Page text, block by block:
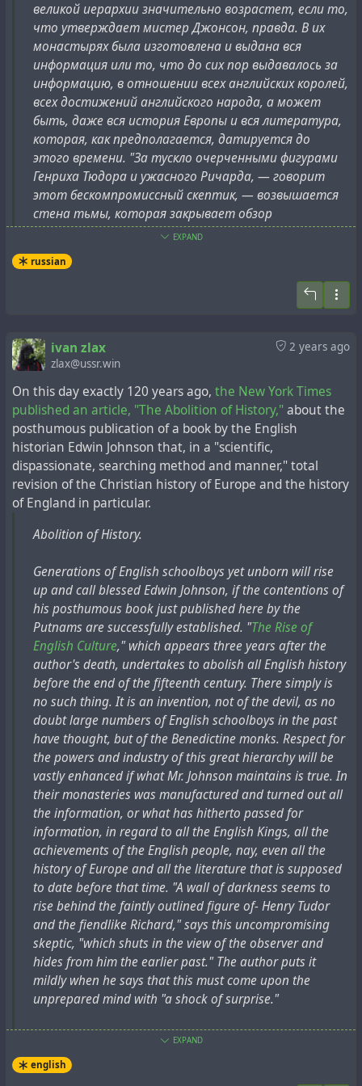
Греческая газета "Парнасос" в феврале 1916 года
сообщала, что: "большинство наших солдат говорят
друг с другом на албанском языке". [а не на греческом]
Греция является "политической нацией" -
искусственным государством, созданным в 1827 году.
"Мы говорили по-албански и называли себя римлянами,
но потом Винкельман, Гете, Виктор Гюго, Делакруа
сказали: "Нет, вы - эллины, прямые потомки Платона и
бедной нации взвалить такое бремя, она никогда не
"Но греческая археология всегда была своего рода
фантазией" - Антонис Лиакос
Греция не существовала до 1830 года, это новая нация,
созданная Баварией.
"Греки", "эллины", "Греция" или "Эллада", "Hellas" - всего
этого не существовало в древности.
Если вы не верите, найдите их на этой древней карте.
Источник:
http://www.makedonijaese.com/history%20of%20greece.
htm
#antiquity
Удивительная, ранняя работа исторической и
хронологической критики.
Рецензент (Christoph Pfister) познакомился с работой
П.Ф.Й. Мюллера только на позднем этапе.
Книга П.Ф.Й. Мюллера может считаться одной из
первых работ, посвященных исторической и
хронологической критике в современном понимании.
Это тем более удивительно, что она была
опубликована ровно 200 лет назад.
Об авторе Мюллере известно немного. В
рассматриваемой здесь работе он представляется как
председатель суда. Единственная опубликованная о
Мюллер, Наполеон и начало немецкого способа
далее.
Согласно "Моего взгляда на историю", автор
опубликовал "Изначальный язык" в 1815 году и "О
системе товаров" в следующем году (1816).
Дюссельдорф, где была опубликована первая книга,
до 1814 года входил в сферу влияния Наполеона.
Этим объясняются ссылки на Наполеона.
Работа кажется удивительно современной для своего
доходчивы и с небольшими изменениями могут быть
использованы и сегодня.
Однако исторический анализ Мюллера не является
самоцелью. Скорее, он стремится обосновать
конкретный тезис. Именно здесь "Мой взгляд на
историю" становится односторонним и спорным.
Прямо в предисловии Мюллер говорит, что писал эту
книгу не в спешке и что поэтому не хотел бы, чтобы
его судили в спешке.
Сразу же после этого Мюллер нападает на
сомнительную историческую веру. Это претензия на
власть, которая препятствует любому самоанализу.
Но автор также утверждает, что он черпал все из
исторических источников.
И он сразу же переходит к своему первому
источниковедческому замечанию: несколько
писаний, ранее считавшихся подлинными,
впоследствии были признаны поддельными. Поэтому
история не обязательно может приниматься за
Далее Мюллер критикует большинство ученых,
которые считают, что все, что написано в справочнике
великой иерархии значительно возрастет, если то,
что утверждает мистер Джонсон, правда. В их
монастырях была изготовлена и выдана вся
информация или то, что до сих пор выдавалось за
информацию, в отношении всех английских королей,
всех достижений английского народа, а может
быть, даже вся история Европы и вся литература,
которая, как предполагается, датируется до
этого времени. "За тускло очерченными фигурами
Генриха Тюдора и ужасного Ричарда, — говорит
этот бескомпромиссный скептик, — возвышается
стена тьмы, которая закрывает обзор
наблюдателю и скрывает от него более раннее
прошлое". Автор мягко выражается, когда
говорит, что это должно обрушиться на
неподготовленный ум "шоком неожиданности".
спокойно. Его метод и манера - научные,
беспристрастные, исследовательские. Он
Когда его обвиняют в том, что у него
"бенедиктинство головного мозга", он серьезно
отвечает, что у него в мозгу как раз современная
история, и он знает, что этот предмет
невозможно понять без внимания к бенедиктинской
системе. Эта система, как он объясняет, состоит
из группы "бесчестных баснописцев,
организованных и дисциплинированных в
догме и сказках". Из их рук вышла вся наша
христианская литература, вся наша история,
выстроенная в соответствии с их целями. Почему
эти моменты так долго игнорировались, почему
они ускользнули от внимания самых скептических и
вдумчивых историков? Эти сказки были основаны,
прежде всего, на "воображении самого мира". Уже в
эпоху Возрождения (так называемого "Возрождения
писем") стали появляться высказывания,
вызывающие сомнения. Они были забыты или
подавлены. Баснописцы были организованы и
дисциплинированы, работали в корыстных целях, а
критики — нет.
Воображение, плодовитость и интеллектуальная
мощь баснописцев, по крайней мере, достойны
восхищения. Не только все саксы, английские
короли, начиная с "Вильгельма Завоевателя" —
именно так наш скептик обозначает своего
мистического персонажа, в кавычках — являются
фантасмагориями бенедиктинских умов, но и
законы и литература, основа нашей древней веры,
— все это продукты "кузницы и мастерской сказок"
в монастырях. Оттуда вышли святой Августин,
Аквинский и их произведения. Как и Беда
деятельности союза бенедиктинцев, которым
EXPAND
russian
2 years ago
ivan zlax
zlax@ussr.win
On this day exactly 120 years ago, the New York Times
published an article, "The Abolition of History,"about the
posthumous publication of a book by the English
historian Edwin Johnson that, in a "scientific,
dispassionate, searching method and manner," total
revision of the Christian history of Europe and the history
of England in particular.
Abolition of History.
Generations of English schoolboys yet unborn will rise
up and call blessed Edwin Johnson, if the contentions of
his posthumous book just published here by the
Putnams are successfully established. "The Rise of
English Culture," which appears three years after the
author's death, undertakes to abolish all English history
before the end of the fifteenth century. There simply is
no such thing. It is an invention, not of the devil, as no
doubt large numbers of English schoolboys in the past
have thought, but of the Benedictine monks. Respect for
the powers and industry of this great hierarchy will be
vastly enhanced if what Mr. Johnson maintains is true. In
their monasteries was manufactured and turned out all
the information, or what has hitherto passed for
information, in regard to all the English Kings, all the
achievements of the English people, nay, even all the
history of Europe and all the literature that is supposed
to date before that time. "A wall of darkness seems to
rise behind the faintly outlined figure of- Henry Tudor
and the fiendlike Richard," says this uncompromising
skeptic, "which shuts in the view of the observer and
hides from him the earlier past." The author puts it
mildly when he says that this must come upon the
unprepared mind with "a shock of surprise."
Mr. Johnson is perfectly calm about it. His method and
his manner are scientific, dispassionate, searching. He
scrutinizes, and he gives his reasons. Being accused of
EXPAND
english